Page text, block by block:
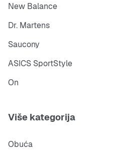
New Balance
Dr. Martens
Saucony
ASICS SportStyle
On
Više kategorija
Obuća